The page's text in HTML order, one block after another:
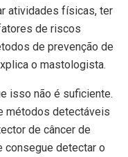
atividades físicas, ter
de riscos
de prevenção de
o mastologista.
isso não é suficiente.
métodos detectáveis
de câncer de
consegue detectar o